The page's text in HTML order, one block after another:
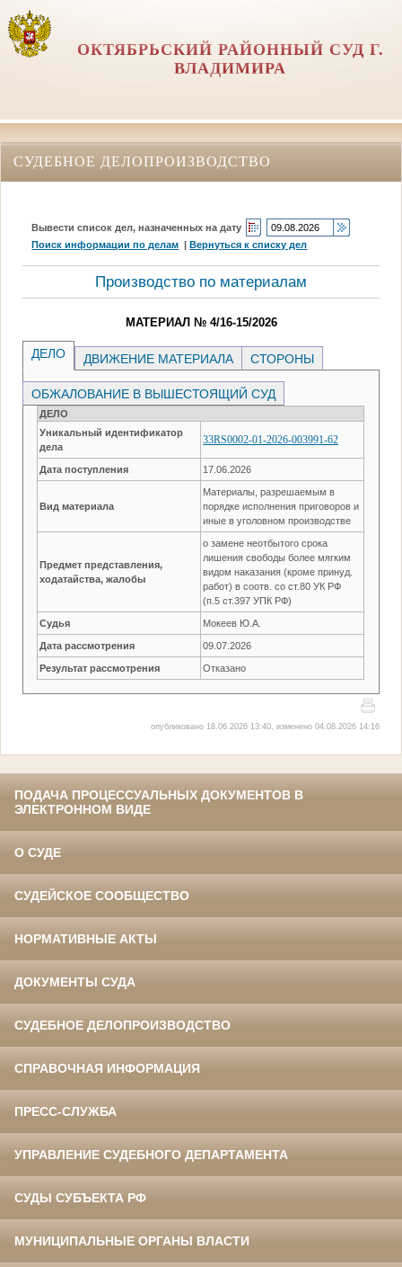
ОКТЯБРЬСКИЙ РАЙОННЫЙ СУД Г.
ВЛАДИМИРА
СУДЕБНОЕ ДЕЛОПРОИЗВОДСТВО
Вывести список дел, назначенных на дату
Поиск информации по делам |Вернуться к списку дел
Производство по материалам
МАТЕРИАЛ № 4/16-15/2026
ДЕЛО ДВИЖЕНИЕ МАТЕРИАЛА СТОРОНЫ
ОБЖАЛОВАНИЕ В ВЫШЕСТОЯЩИЙ СУД
ДЕЛО
Уникальный идентификатор
дела
33RS0002-01-2026-003991-62
Дата поступления 17.06.2026
Вид материала
Материалы, разрешаемым в
порядке исполнения приговоров и
иные в уголовном производстве
Предмет представления,
ходатайства, жалобы
о замене неотбытого срока
лишения свободы более мягким
видом наказания (кроме принуд.
работ) в соотв. со ст.80 УК РФ
(п.5 ст.397 УПК РФ)
Судья Мокеев Ю.А.
Дата рассмотрения 09.07.2026
Результат рассмотрения Отказано
опубликовано 18.06.2026 13:40, изменено 04.08.2026 14:16
ПОДАЧА ПРОЦЕССУАЛЬНЫХ ДОКУМЕНТОВ В
ЭЛЕКТРОННОМ ВИДЕ
О СУДЕ
СУДЕЙСКОЕ СООБЩЕСТВО
НОРМАТИВНЫЕ АКТЫ
ДОКУМЕНТЫ СУДА
СУДЕБНОЕ ДЕЛОПРОИЗВОДСТВО
СПРАВОЧНАЯ ИНФОРМАЦИЯ
ПРЕСС-СЛУЖБА
УПРАВЛЕНИЕ СУДЕБНОГО ДЕПАРТАМЕНТА
СУДЫ СУБЪЕКТА РФ
МУНИЦИПАЛЬНЫЕ ОРГАНЫ ВЛАСТИ